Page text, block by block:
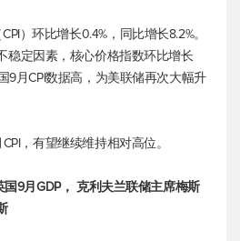
）环比增长0.4%，同比增长8.2%。
稳定因素，核心价格指数环比增长
9月CPI数据高，为美联储再次大幅升
，有望继续维持相对高位。
国9月GDP， 克利夫兰联储主席梅斯